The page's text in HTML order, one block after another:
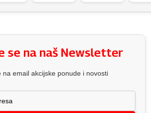
se na naš Newsletter
na email akcijske ponude i novosti